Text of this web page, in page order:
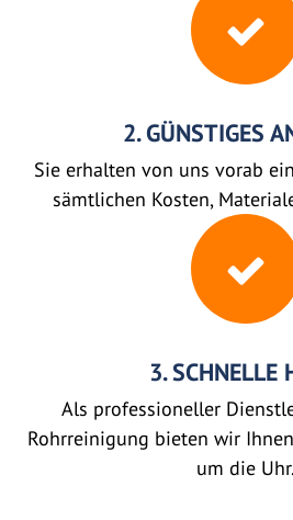
2. GÜNSTIGES
Sie erhalten von uns vorab
sämtlichen Kosten,
3. SCHNELLE
Als professioneller
Rohrreinigung bieten wir
um die Uhr.